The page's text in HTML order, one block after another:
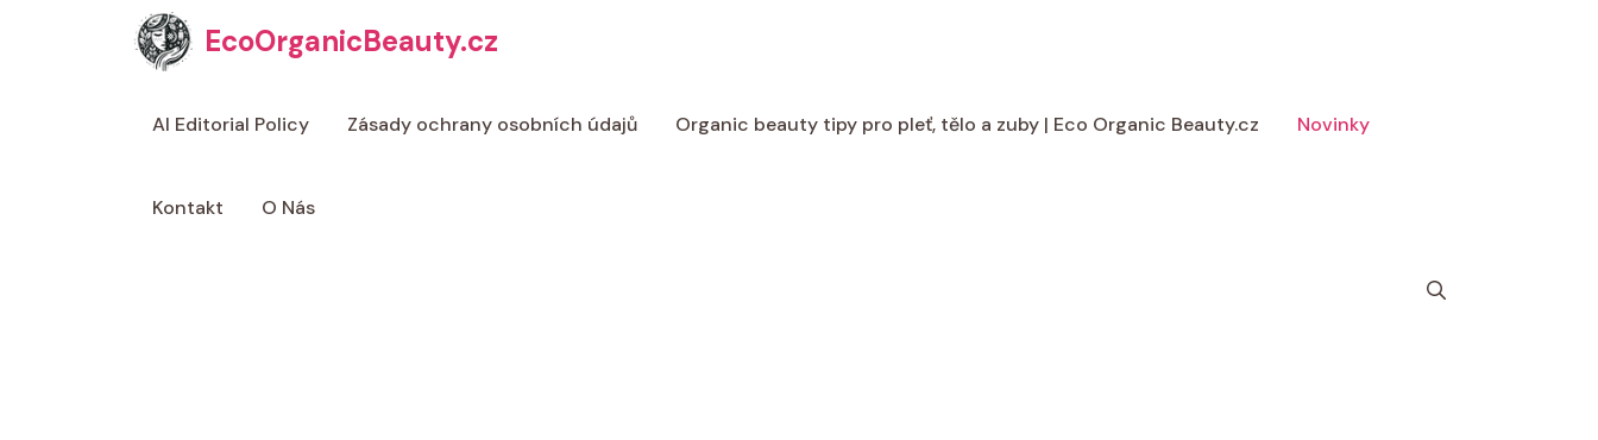
EcoOrganicBeauty.cz
AI Editorial Policy Zásady ochrany osobních údajů Organic beauty tipy pro pleť, tělo a zuby | Eco Organic Beauty.cz Novinky
Kontakt O Nás